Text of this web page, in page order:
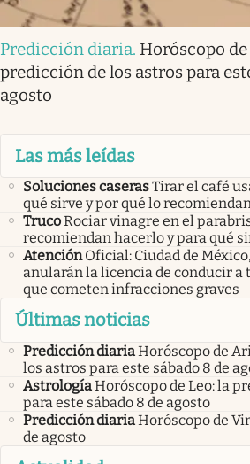
Predicción diaria. Horóscopo
predicción de los astros para
agosto
Las más leídas
Soluciones caserasTirar el café
qué sirve y por qué lo
TrucoRociar vinagre en el
recomiendan hacerlo y para qué
Atención Oficial: Ciudad de
anularán la licencia de conducir a
que cometen infracciones graves
Últimas noticias
Predicción diariaHoróscopo de
los astros para este sábado 8 de
AstrologíaHoróscopo de Leo: la
para este sábado 8 de agosto
Predicción diariaHoróscopo de
de agosto